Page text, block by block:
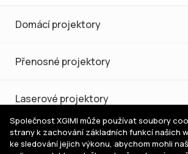
Domácí projektory
Přenosné projektory
Laserové projektory
Nákup a podpora
Společnost XGIMI může používat soubory
strany k zachování základních funkcí našich
ke sledování jejich výkonu, abychom mohli